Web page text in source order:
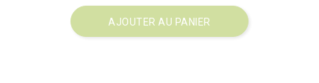
AJOUTER AU PANIER